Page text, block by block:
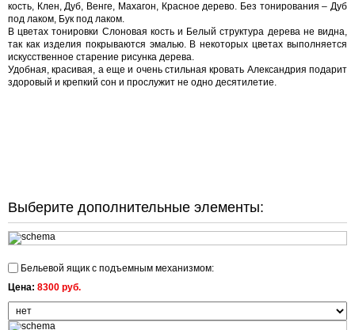
кость, Клен, Дуб, Венге, Махагон, Красное дерево. Без тонирования – Дуб
под лаком, Бук под лаком.
В цветах тонировки Слоновая кость и Белый структура дерева не видна,
так как изделия покрываются эмалью. В некоторых цветах выполняется
искусственное старение рисунка дерева.
Удобная, красивая, а еще и очень стильная кровать Александрия подарит
здоровый и крепкий сон и прослужит не одно десятилетие.
Выберите дополнительные элементы:
Бельевой ящик с подъемным механизмом:
Цена: 8300 руб.